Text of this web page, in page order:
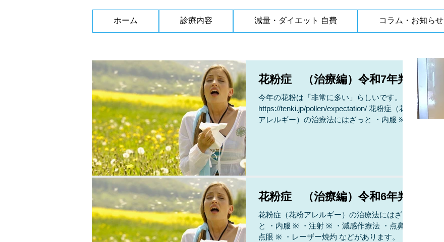
ホーム 診療内容 減量・ダイエット 自費 コラム・お知らせ
花粉症 （治療編）令和7年判
今年の花粉は「非常に多い」らしいです。
https://tenki.jp/pollen/expectation/ 花粉症（花粉
アレルギー）の治療法にはざっと ・内服 ※ ・
花粉症 （治療編）令和6年判
花粉症（花粉アレルギー）の治療法にはざっ
と ・内服 ※ ・注射 ※ ・減感作療法 ・点鼻、
点眼 ※ ・レーザー焼灼 などがあります。 ※